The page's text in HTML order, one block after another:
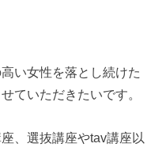
い女性を落とし続けた
ていただきたいです。
、選抜講座やtav講座以